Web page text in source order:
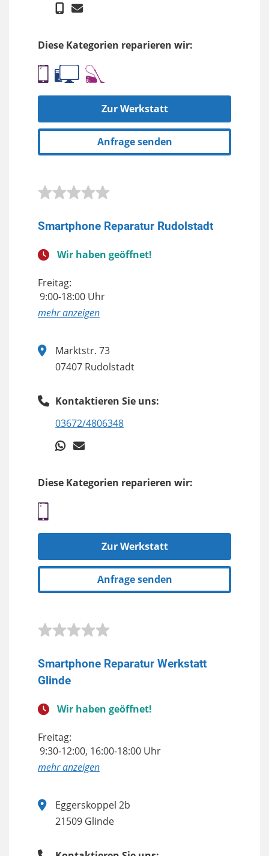
Diese Kategorien reparieren wir:
Zur Werkstatt
Anfrage senden
Smartphone Reparatur Rudolstadt
Wir haben geöffnet!
Freitag:
9:00-18:00 Uhr
anzeigen
Marktstr. 73
07407 Rudolstadt
Kontaktieren Sie uns:
03672/4806348
Diese Kategorien reparieren wir:
Zur Werkstatt
Anfrage senden
Smartphone Reparatur Werkstatt
Glinde
Wir haben geöffnet!
Freitag:
9:30-12:00, 16:00-18:00 Uhr
anzeigen
Eggerskoppel 2b
21509 Glinde